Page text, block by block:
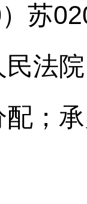
苏
法
配；